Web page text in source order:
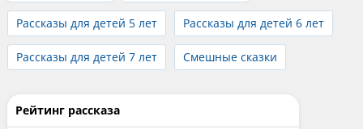
Рассказы для детей 5 лет Рассказы для детей 6 лет
Рассказы для детей 7 лет Смешные сказки
Рейтинг рассказа